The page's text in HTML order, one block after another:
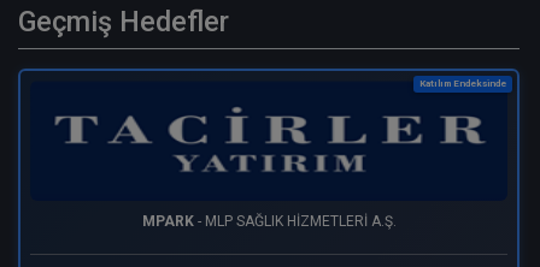
Geçmiş Hedefler
Katılım Endeksinde
MPARK- MLP SAĞLIK HİZMETLERİ A.Ş.